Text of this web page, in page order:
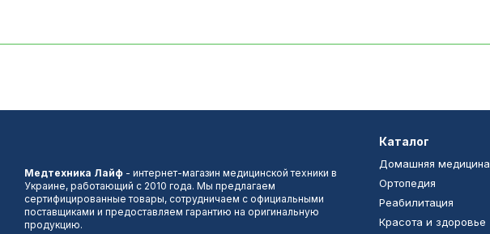
Медтехника Лайф - интернет-магазин медицинской техники в
Украине, работающий с 2010 года. Мы предлагаем
сертифицированные товары, сотрудничаем с официальными
поставщиками и предоставляем гарантию на оригинальную
продукцию.
Каталог
Домашняя медицина
Ортопедия
Реабилитация
Красота и здоровье